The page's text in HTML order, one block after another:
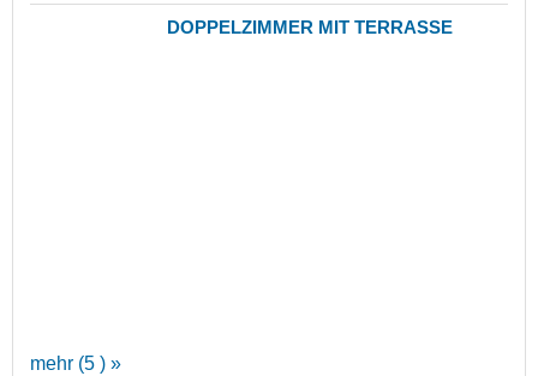
mehr (5 ) »
DOPPELZIMMER MIT TERRASSE